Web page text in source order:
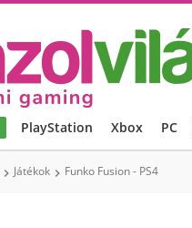
PlayStation Xbox PC
Játékok  Funko Fusion - PS4